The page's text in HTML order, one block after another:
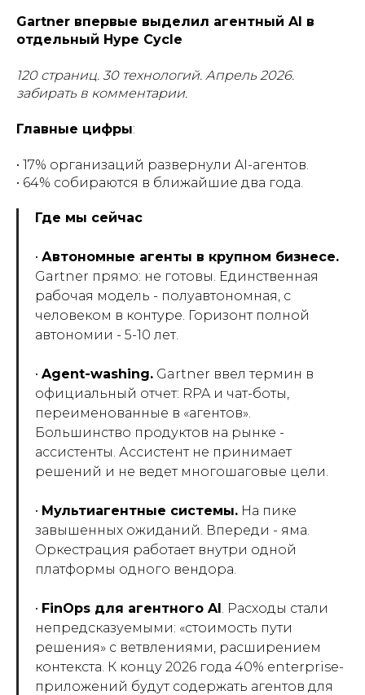
Gartner впервые выделил агентный AI в
отдельный Hype Cycle
120 страниц. 30 технологий. Апрель 2026.
забирать в комментарии.
Главные цифры:
• 17% организаций развернули AI-агентов.
• 64% собираются в ближайшие два года.
Где мы сейчас
• Автономные агенты в крупном бизнесе.
Gartner прямо: не готовы. Единственная
рабочая модель - полуавтономная, с
человеком в контуре. Горизонт полной
автономии - 5-10 лет.
• Agent-washing. Gartner ввел термин в
официальный отчет: RPA и чат-боты,
переименованные в «агентов».
Большинство продуктов на рынке -
ассистенты. Ассистент не принимает
решений и не ведет многошаговые цели.
• Мультиагентные системы. На пике
завышенных ожиданий. Впереди - яма.
Оркестрация работает внутри одной
платформы одного вендора.
• FinOps для агентного AI. Расходы стали
непредсказуемыми: «стоимость пути
решения» с ветвлениями, расширением
контекста. К концу 2026 года 40% enterprise-
приложений будут содержать агентов для